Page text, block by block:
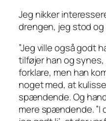
Jeg nikker
drengen, jeg stod
”Jeg ville også godt
tilføjer han og
forklare, men han
noget med, at
spændende. Og
mere spændende.”I